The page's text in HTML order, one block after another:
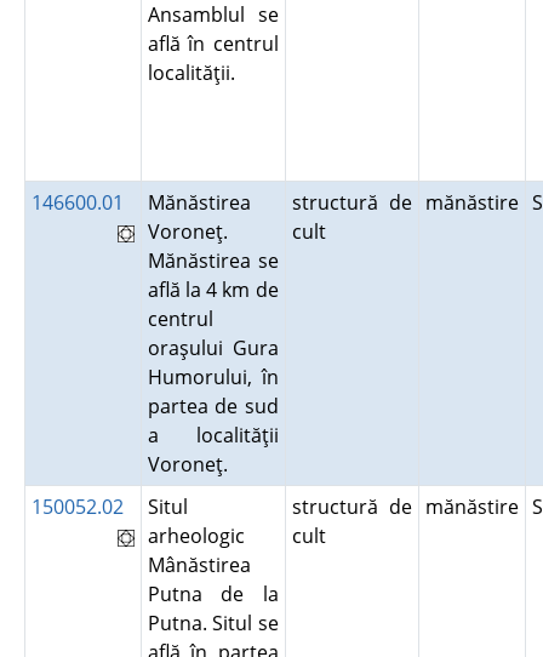
Ansamblul se
află în centrul
localităţii.
146600.01
Mănăstirea
Voroneţ.
Mănăstirea se
află la 4 km de
centrul
oraşului Gura
Humorului, în
partea de sud
a localităţii
Voroneţ.
structură de
cult
mănăstire
150052.02
Situl
arheologic
Mânăstirea
Putna de la
Putna. Situl se
structură de
cult
mănăstire